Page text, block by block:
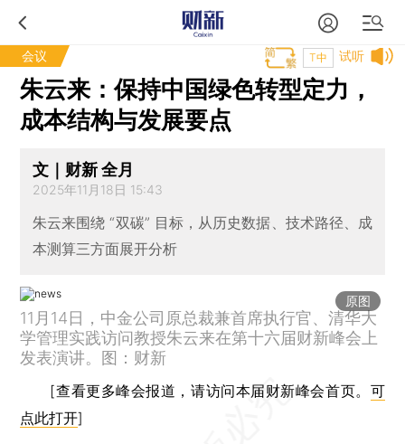
会议 试听
T中
朱云来：保持中国绿色转型定力，
成本结构与发展要点
文｜财新 全月
2025年11月18日 15:43
朱云来围绕 “双碳” 目标，从历史数据、技术路径、成
本测算三方面展开分析
原图
11月14日，中金公司原总裁兼首席执行官、清华大
学管理实践访问教授朱云来在第十六届财新峰会上
发表演讲。图：财新
[查看更多峰会报道，请访问本届财新峰会首页。 可
点此打开]